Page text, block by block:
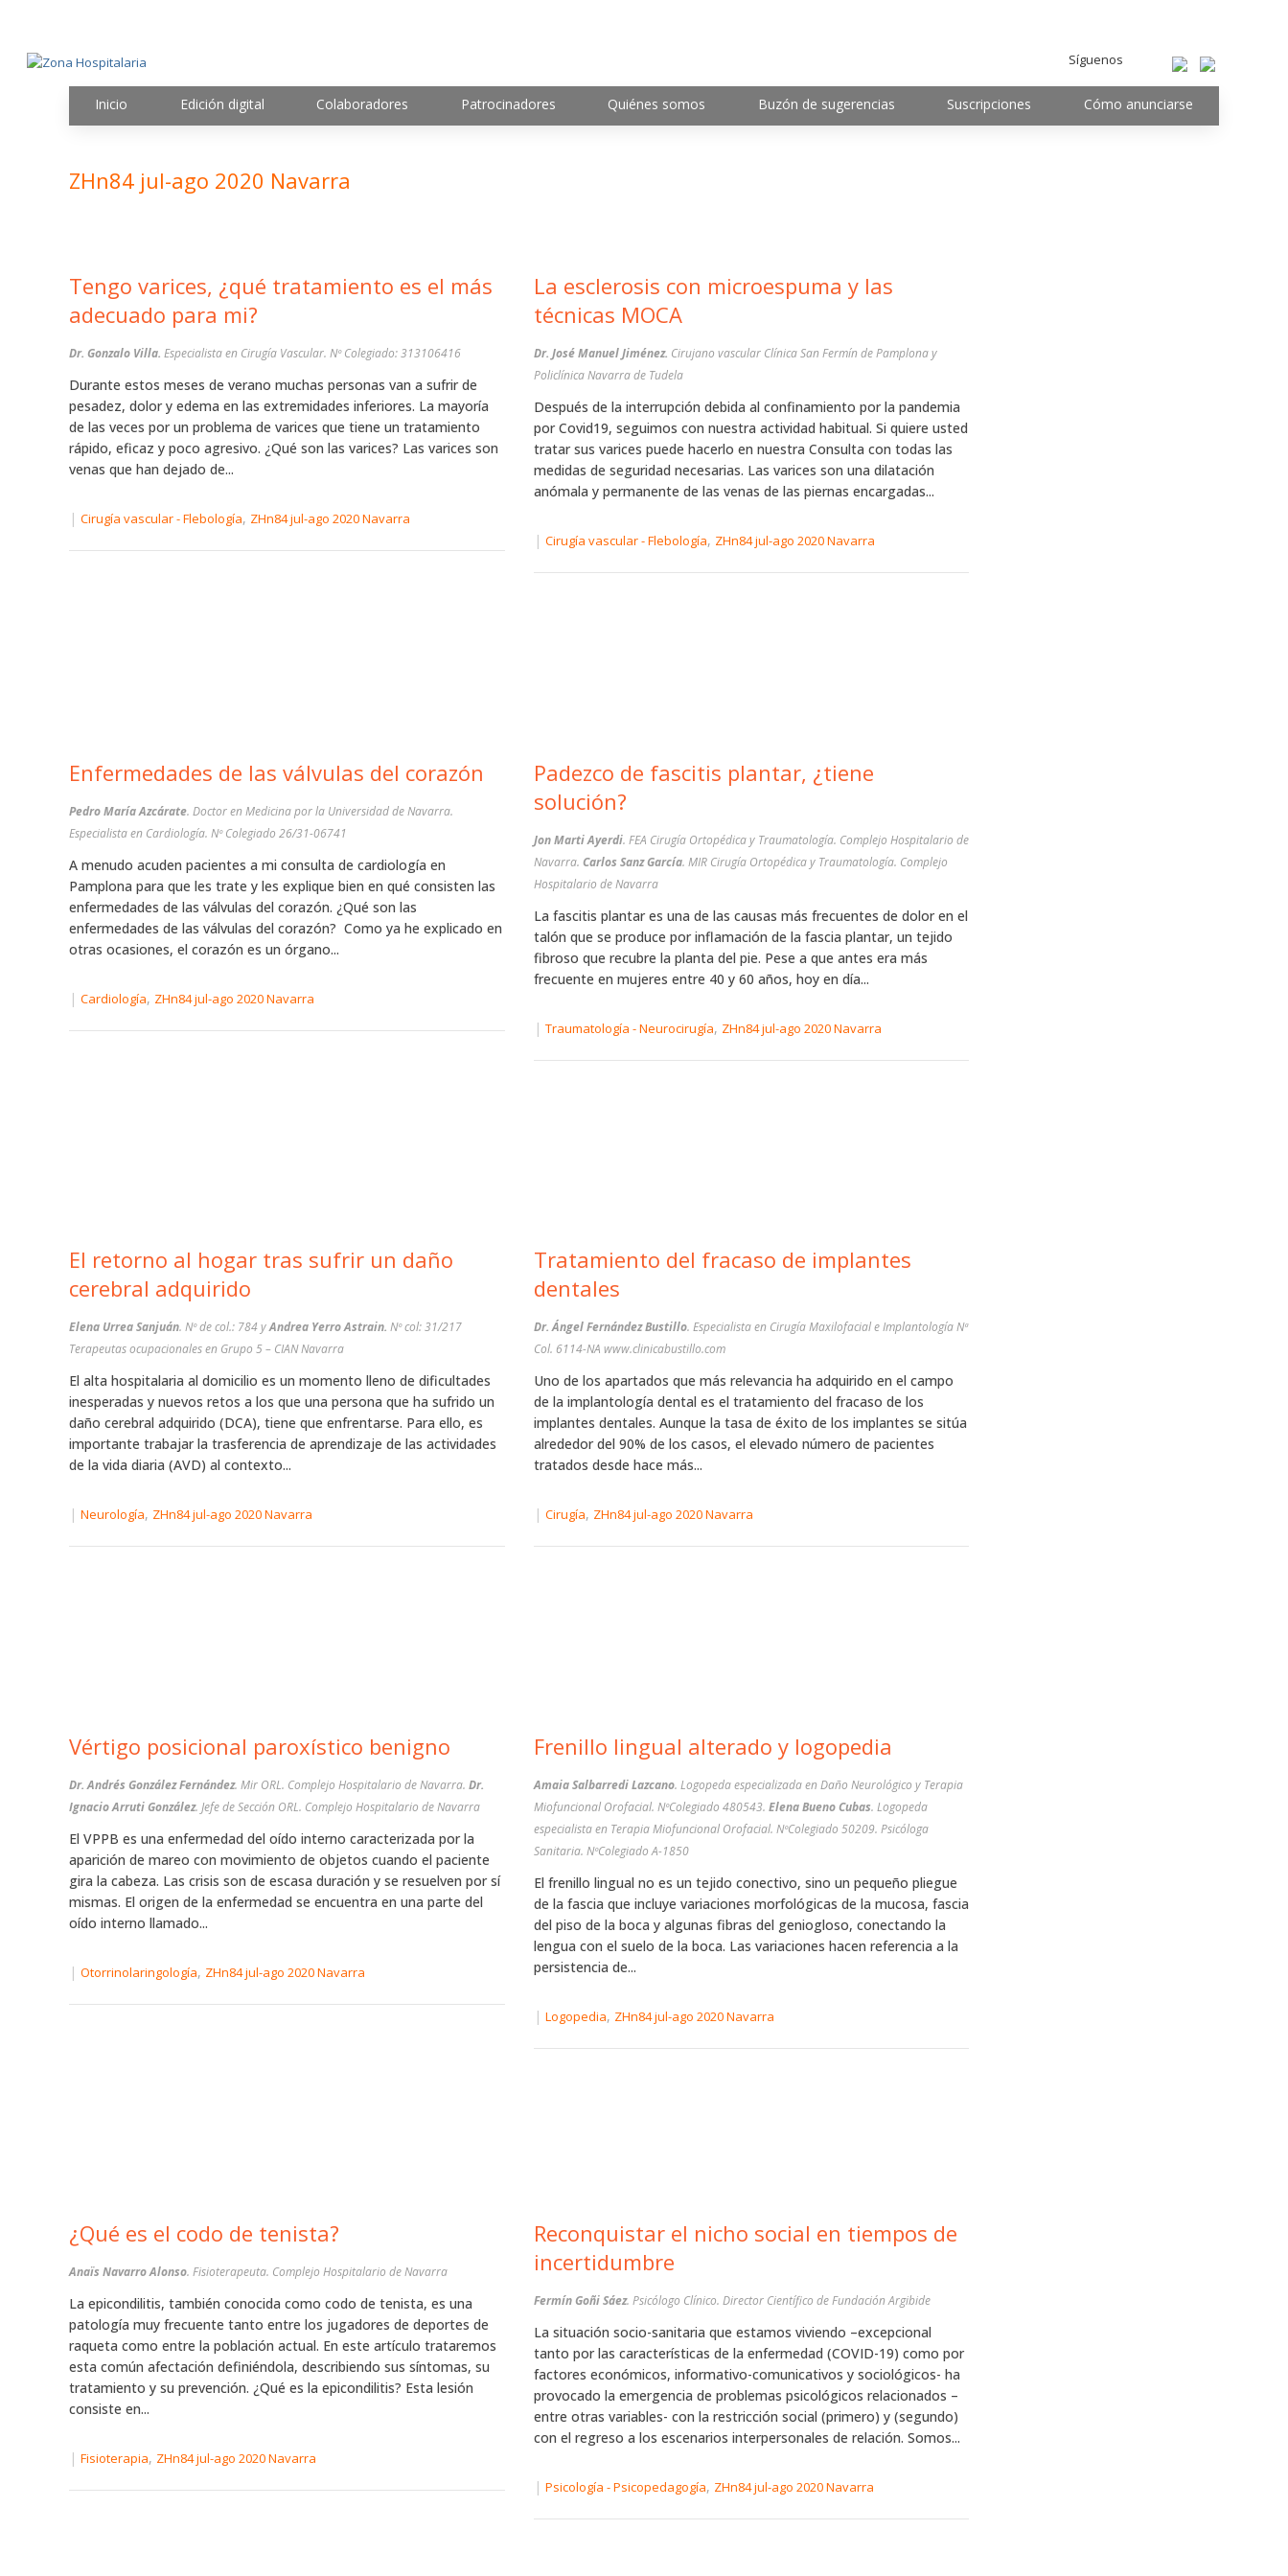
Síguenos
Inicio Edición digital Colaboradores Patrocinadores Quiénes somos Buzón de sugerencias Suscripciones Cómo anunciarse
ZHn84 jul-ago 2020 Navarra
Tengo varices, ¿qué tratamiento es el más
adecuado para mi?
Dr. Gonzalo Villa. Especialista en Cirugía Vascular. Nº Colegiado: 313106416
Durante estos meses de verano muchas personas van a sufrir de
pesadez, dolor y edema en las extremidades inferiores. La mayoría
de las veces por un problema de varices que tiene un tratamiento
rápido, eficaz y poco agresivo. ¿Qué son las varices? Las varices son
venas que han dejado de...
| Cirugía vascular - Flebología, ZHn84 jul-ago 2020 Navarra
Enfermedades de las válvulas del corazón
Pedro María Azcárate. Doctor en Medicina por la Universidad de Navarra.
Especialista en Cardiología. Nº Colegiado 26/31-06741
A menudo acuden pacientes a mi consulta de cardiología en
Pamplona para que les trate y les explique bien en qué consisten las
enfermedades de las válvulas del corazón. ¿Qué son las
enfermedades de las válvulas del corazón? Como ya he explicado en
otras ocasiones, el corazón es un órgano...
| Cardiología, ZHn84 jul-ago 2020 Navarra
El retorno al hogar tras sufrir un daño
cerebral adquirido
Elena Urrea Sanjuán . Nº de col.: 784 yAndrea Yerro Astrain. Nº col: 31/217
Terapeutas ocupacionales en Grupo 5 – CIAN Navarra
El alta hospitalaria al domicilio es un momento lleno de dificultades
inesperadas y nuevos retos a los que una persona que ha sufrido un
daño cerebral adquirido (DCA), tiene que enfrentarse. Para ello, es
importante trabajar la trasferencia de aprendizaje de las actividades
de la vida diaria (AVD) al contexto...
| Neurología, ZHn84 jul-ago 2020 Navarra
Vértigo posicional paroxístico benigno
Dr. Andrés González Fernández. Mir ORL. Complejo Hospitalario de Navarra. Dr.
Ignacio Arruti González. Jefe de Sección ORL. Complejo Hospitalario de Navarra
El VPPB es una enfermedad del oído interno caracterizada por la
aparición de mareo con movimiento de objetos cuando el paciente
gira la cabeza. Las crisis son de escasa duración y se resuelven por sí
mismas. El origen de la enfermedad se encuentra en una parte del
oído interno llamado...
| Otorrinolaringología, ZHn84 jul-ago 2020 Navarra
¿Qué es el codo de tenista?
Anaïs Navarro Alonso. Fisioterapeuta. Complejo Hospitalario de Navarra
La epicondilitis, también conocida como codo de tenista, es una
patología muy frecuente tanto entre los jugadores de deportes de
raqueta como entre la población actual. En este artículo trataremos
esta común afectación definiéndola, describiendo sus síntomas, su
tratamiento y su prevención. ¿Qué es la epicondilitis? Esta lesión
consiste en...
| Fisioterapia, ZHn84 jul-ago 2020 Navarra
La esclerosis con microespuma y las
técnicas MOCA
Dr. José Manuel Jiménez. Cirujano vascular Clínica San Fermín de Pamplona y
Policlínica Navarra de Tudela
Después de la interrupción debida al confinamiento por la pandemia
por Covid19, seguimos con nuestra actividad habitual. Si quiere usted
tratar sus varices puede hacerlo en nuestra Consulta con todas las
medidas de seguridad necesarias. Las varices son una dilatación
anómala y permanente de las venas de las piernas encargadas...
| Cirugía vascular - Flebología, ZHn84 jul-ago 2020 Navarra
Padezco de fascitis plantar, ¿tiene
solución?
Jon Marti Ayerdi. FEA Cirugía Ortopédica y Traumatología. Complejo Hospitalario de
Navarra. Carlos Sanz García. MIR Cirugía Ortopédica y Traumatología. Complejo
Hospitalario de Navarra
La fascitis plantar es una de las causas más frecuentes de dolor en el
talón que se produce por inflamación de la fascia plantar, un tejido
fibroso que recubre la planta del pie. Pese a que antes era más
frecuente en mujeres entre 40 y 60 años, hoy en día...
| Traumatología - Neurocirugía, ZHn84 jul-ago 2020 Navarra
Tratamiento del fracaso de implantes
dentales
Dr. Ángel Fernández Bustillo. Especialista en Cirugía Maxilofacial e Implantología Nª
Col. 6114-NA www.clinicabustillo.com
Uno de los apartados que más relevancia ha adquirido en el campo
de la implantología dental es el tratamiento del fracaso de los
implantes dentales. Aunque la tasa de éxito de los implantes se sitúa
alrededor del 90% de los casos, el elevado número de pacientes
tratados desde hace más...
| Cirugía, ZHn84 jul-ago 2020 Navarra
Frenillo lingual alterado y logopedia
Amaia Salbarredi Lazcano. Logopeda especializada en Daño Neurológico y Terapia
Miofuncional Orofacial. NºColegiado 480543. Elena Bueno Cubas. Logopeda
especialista en Terapia Miofuncional Orofacial. NºColegiado 50209. Psicóloga
Sanitaria. NºColegiado A-1850
El frenillo lingual no es un tejido conectivo, sino un pequeño pliegue
de la fascia que incluye variaciones morfológicas de la mucosa, fascia
del piso de la boca y algunas fibras del geniogloso, conectando la
lengua con el suelo de la boca. Las variaciones hacen referencia a la
persistencia de...
| Logopedia, ZHn84 jul-ago 2020 Navarra
Reconquistar el nicho social en tiempos de
incertidumbre
Fermín Goñi Sáez. Psicólogo Clínico. Director Científico de Fundación Argibide
La situación socio-sanitaria que estamos viviendo –excepcional
tanto por las características de la enfermedad (COVID-19) como por
factores económicos, informativo-comunicativos y sociológicos- ha
provocado la emergencia de problemas psicológicos relacionados –
entre otras variables- con la restricción social (primero) y (segundo)
con el regreso a los escenarios interpersonales de relación. Somos...
| Psicología - Psicopedagogía, ZHn84 jul-ago 2020 Navarra